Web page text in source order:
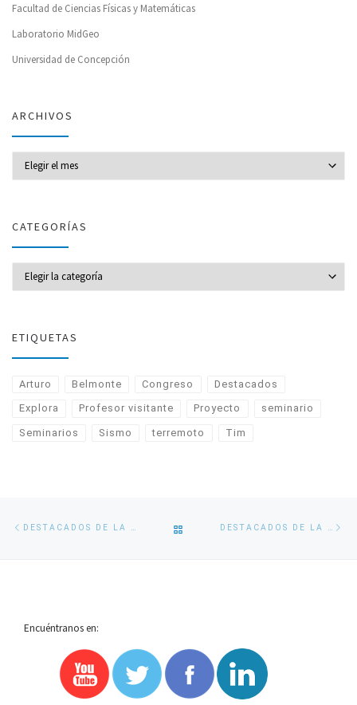
Facultad de Ciencias Físicas y Matemáticas
Laboratorio MidGeo
Universidad de Concepción
ARCHIVOS
CATEGORÍAS
ETIQUETAS
Arturo Belmonte Congreso Destacados
Explora Profesor visitante Proyecto seminario
Seminarios Sismo terremoto Tim
de
VOLVER
ENTRADAS
Encuéntranos en: